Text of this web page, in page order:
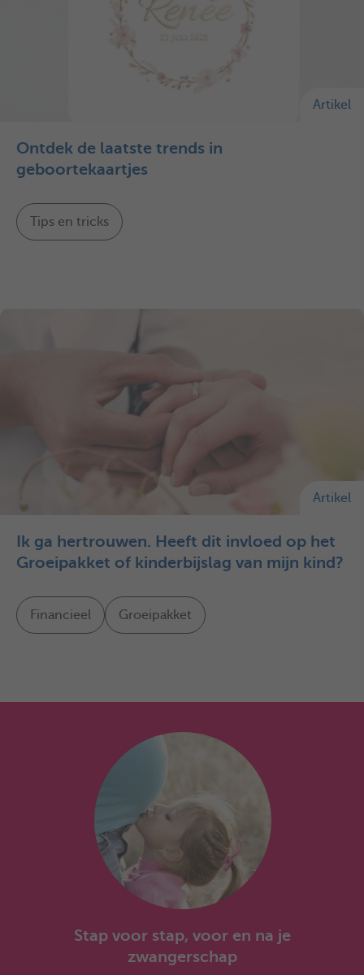
Artikel
Ontdek de laatste trends in
geboortekaartjes
Tips en tricks
Artikel
Ik ga hertrouwen. Heeft dit invloed op het
Groeipakket of kinderbijslag van mijn kind?
Financieel Groeipakket
Stap voor stap, voor en na je
zwangerschap